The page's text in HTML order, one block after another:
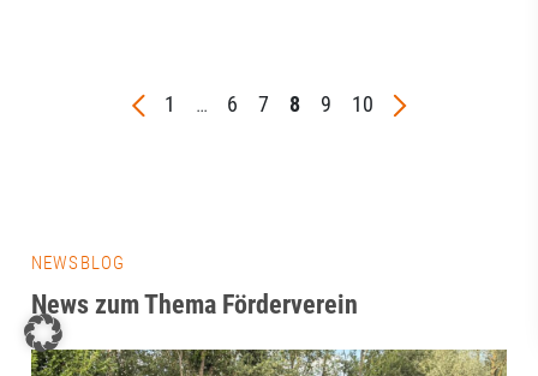
1 … 6 7 8 9 10
NEWSBLOG
News zum Thema Förderverein